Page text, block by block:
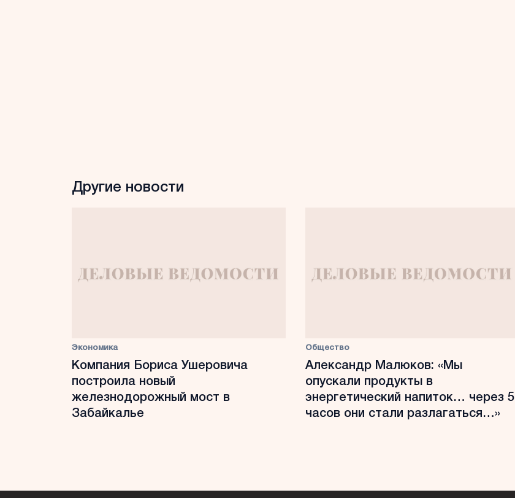
Другие новости
Экономика
Компания Бориса Ушеровича
построила новый
железнодорожный мост в
Забайкалье
Общество
Александр Малюков: «Мы
опускали продукты в
энергетический напиток… через 5
часов они стали разлагаться…»